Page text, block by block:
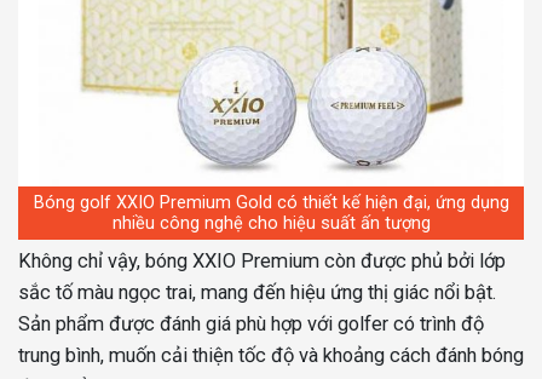
Bóng golf XXIO Premium Gold có thiết kế hiện đại, ứng dụng
nhiều công nghệ cho hiệu suất ấn tượng
Không chỉ vậy, bóng XXIO Premium còn được phủ bởi lớp
sắc tố màu ngọc trai, mang đến hiệu ứng thị giác nổi bật.
Sản phẩm được đánh giá phù hợp với golfer có trình độ
trung bình, muốn cải thiện tốc độ và khoảng cách đánh bóng